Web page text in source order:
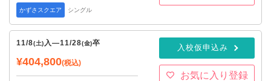
かずさスクエア シングル
11/8(土) 入—11/28(金)卒
¥404,800(税込)
入校仮申込み
お気に入り登録